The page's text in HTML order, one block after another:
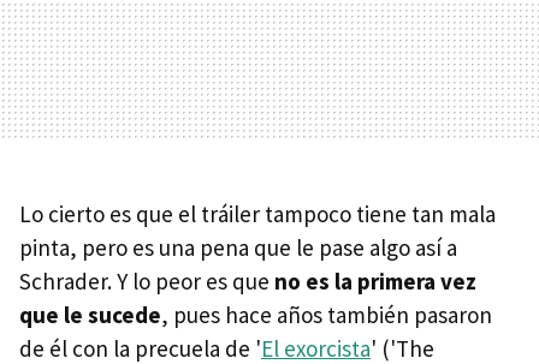
Lo cierto es que el tráiler tampoco tiene tan mala
pinta, pero es una pena que le pase algo así a
Schrader. Y lo peor es que no es la primera vez
que le sucede, pues hace años también pasaron
de él con la precuela de 'El exorcista' ('The